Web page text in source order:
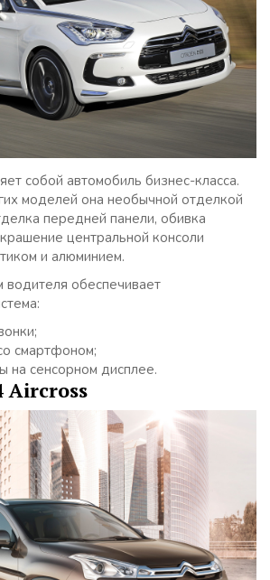
собой автомобиль бизнес-класса.
моделей она необычной отделкой
передней панели, обивка
центральной консоли
и алюминием.
обеспечивает
смартфоном;
на сенсорном дисплее.
Aircross